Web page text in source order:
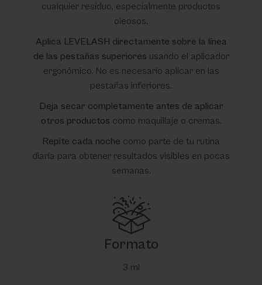
cualquier residuo, especialmente productos
oleosos.
Aplica LEVELASH directamente sobre la línea
de las pestañas superiores usando el aplicador
ergonómico. No es necesario aplicar en las
pestañas inferiores.
Deja secar completamente antes de aplicar
otros productos como maquillaje o cremas.
Repite cada noche como parte de tu rutina
diaria para obtener resultados visibles en pocas
semanas.
Formato
3 ml